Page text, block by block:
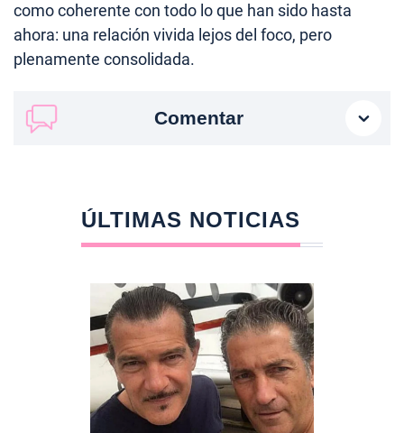
como coherente con todo lo que han sido hasta
ahora: una relación vivida lejos del foco, pero
plenamente consolidada.
Comentar
ÚLTIMAS NOTICIAS